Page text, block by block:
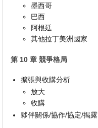
墨西哥
巴西
阿根廷
其他拉丁美洲國家
第 10 章 競爭格局
擴張與收購分析
放大
收購
夥伴關係/協作/協定/揭露